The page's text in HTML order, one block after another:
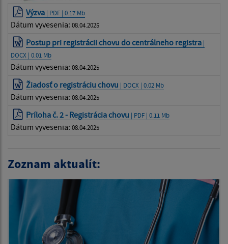
Výzva | PDF | 0.17 Mb
Dátum vyvesenia: 08.04.2025
Postup pri registrácii chovu do centrálneho registra |
DOCX | 0.01 Mb
Dátum vyvesenia: 08.04.2025
Žiadosť o registráciu chovu | DOCX | 0.02 Mb
Dátum vyvesenia: 08.04.2025
Príloha č. 2 - Registrácia chovu | PDF | 0.11 Mb
Dátum vyvesenia: 08.04.2025
Zoznam aktualít: